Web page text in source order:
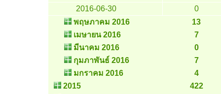
2016-06-30
0
พฤษภาคม 2016
13
เมษายน 2016
7
มีนาคม 2016
0
กุมภาพันธ์ 2016
7
มกราคม 2016
4
2015
422